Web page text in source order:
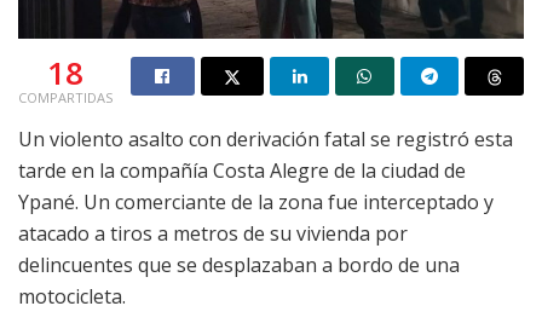
18
COMPARTIDAS
Un violento asalto con derivación fatal se registró esta
tarde en la compañía Costa Alegre de la ciudad de
Ypané. Un comerciante de la zona fue interceptado y
atacado a tiros a metros de su vivienda por
delincuentes que se desplazaban a bordo de una
motocicleta.